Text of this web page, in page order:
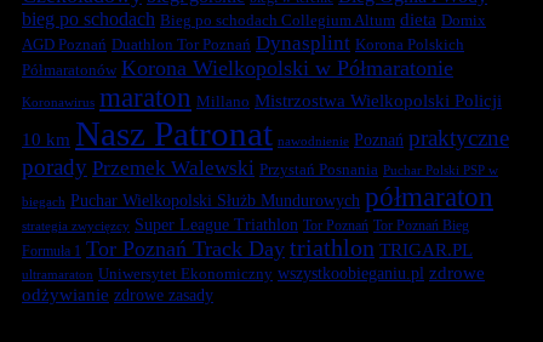
bieg po schodach Bieg po schodach Collegium Altum dieta Domix
AGD Poznań Duathlon Tor Poznań Dynasplint Korona Polskich
Półmaratonów Korona Wielkopolski w Półmaratonie
Koronawirus maraton Millano Mistrzostwa Wielkopolski Policji
10 km Nasz Patronat nawodnienie Poznań praktyczne
porady Przemek Walewski Przystań Posnania Puchar Polski PSP w
biegach Puchar Wielkopolski Służb Mundurowych półmaraton
strategia zwycięzcy Super League Triathlon Tor Poznań Tor Poznań Bieg
Formuła 1 Tor Poznań Track Day triathlon TRIGAR.PL
ultramaraton Uniwersytet Ekonomiczny wszystkoobieganiu.pl zdrowe
odżywianie zdrowe zasady